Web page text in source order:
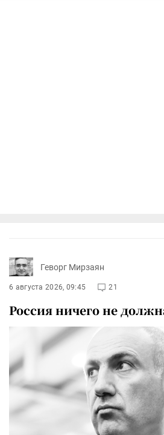
Геворг Мирзаян
6 августа 2026, 09:45 21
Россия ничего не